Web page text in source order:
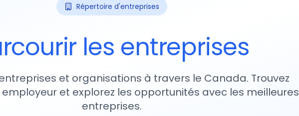
Répertoire d'entreprises
les entreprises
et organisations à travers le Canada. Trouvez
et explorez les opportunités avec les meilleures
entreprises.